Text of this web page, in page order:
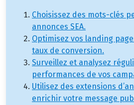
Choisissez des mots-clés
annonces SEA.
Optimisez vos landing
taux de conversion.
Surveillez et analysez
performances de vos
Utilisez des extensions
enrichir votre message